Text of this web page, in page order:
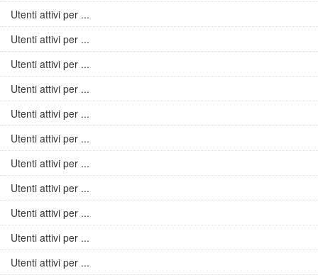
Utenti attivi per ...
Utenti attivi per ...
Utenti attivi per ...
Utenti attivi per ...
Utenti attivi per ...
Utenti attivi per ...
Utenti attivi per ...
Utenti attivi per ...
Utenti attivi per ...
Utenti attivi per ...
Utenti attivi per ...